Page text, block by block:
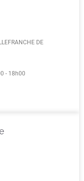
DE
- 18h00